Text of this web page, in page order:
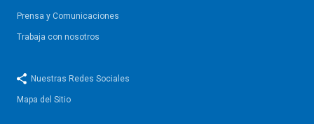
Prensa y Comunicaciones
Trabaja con nosotros
Nuestras Redes Sociales
Mapa del Sitio